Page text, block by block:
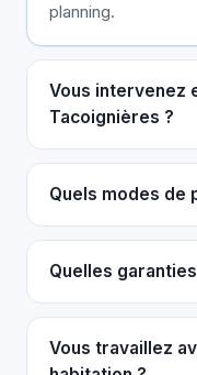
planning.
Vous intervenez
Tacoignières ?
Quels modes de
Quelles
Vous travaillez